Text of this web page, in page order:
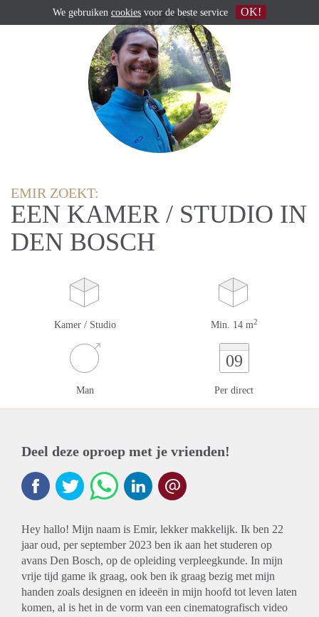
EMIR ZOEKT:
EEN KAMER / STUDIO IN
DEN BOSCH
Kamer / Studio Min. 14 m2
Man
09
Per direct
Deel deze oproep met je vrienden!
Hey hallo! Mijn naam is Emir, lekker makkelijk. Ik ben 22
jaar oud, per september 2023 ben ik aan het studeren op
avans Den Bosch, op de opleiding verpleegkunde. In mijn
vrije tijd game ik graag, ook ben ik graag bezig met mijn
handen zoals designen en ideeën in mijn hoofd tot leven laten
komen, al is het in de vorm van een cinematografisch video
We gebruiken cookies voor de beste service OK!